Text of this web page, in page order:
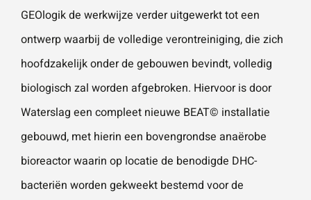
GEOlogik de werkwijze verder uitgewerkt tot een
ontwerp waarbij de volledige verontreiniging, die zich
hoofdzakelijk onder de gebouwen bevindt, volledig
biologisch zal worden afgebroken. Hiervoor is door
Waterslag een compleet nieuwe BEAT© installatie
gebouwd, met hierin een bovengrondse anaërobe
bioreactor waarin op locatie de benodigde DHC-
bacteriën worden gekweekt bestemd voor de